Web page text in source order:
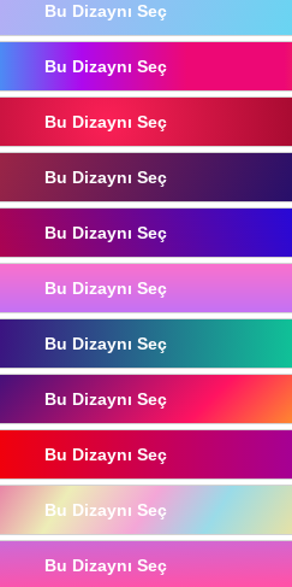
Bu Dizaynı Seç
Bu Dizaynı Seç
Bu Dizaynı Seç
Bu Dizaynı Seç
Bu Dizaynı Seç
Bu Dizaynı Seç
Bu Dizaynı Seç
Bu Dizaynı Seç
Bu Dizaynı Seç
Bu Dizaynı Seç
Bu Dizaynı Seç